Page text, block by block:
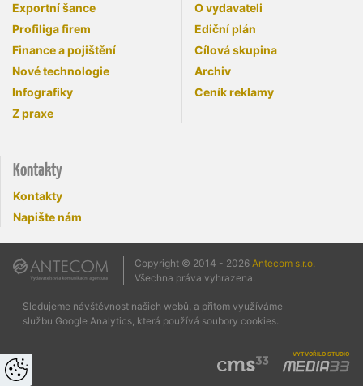
Exportní šance
Profiliga firem
Finance a pojištění
Nové technologie
Infografiky
Z praxe
O vydavateli
Ediční plán
Cílová skupina
Archiv
Ceník reklamy
Kontakty
Kontakty
Napište nám
Copyright © 2014 - 2026 Antecom s.r.o.
Všechna práva vyhrazena.
Sledujeme návštěvnost našich webů, a přitom využíváme
službu Google Analytics, která používá soubory cookies.
vytvořilo studio